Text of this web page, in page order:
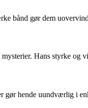
bånd gør dem
Hans styrke og
hende uundværlig i